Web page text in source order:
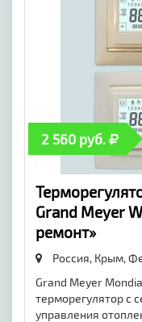
2 560 руб.
Grand Meyer
ремонт»
Россия, Крым,
Grand Meyer
терморегулятор с
управления